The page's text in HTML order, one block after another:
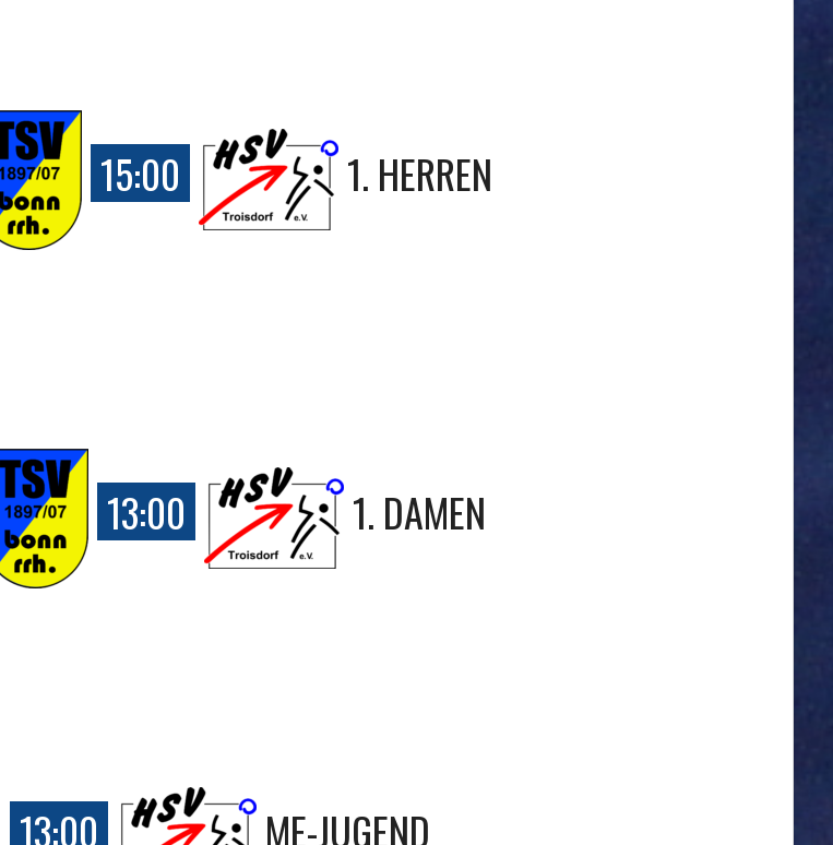
15:00 1. HERREN
13:00 1. DAMEN
13:00 ME-JUGEND